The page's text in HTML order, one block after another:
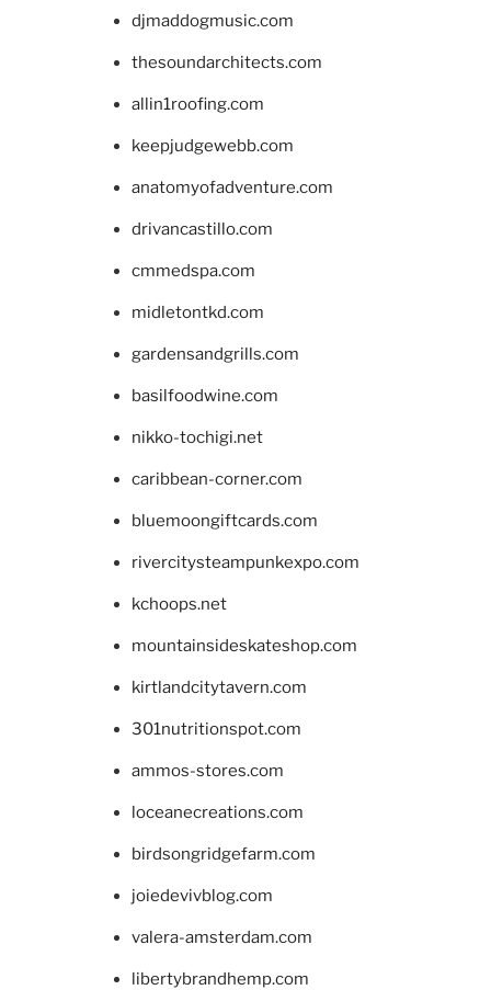
djmaddogmusic.com
thesoundarchitects.com
allin1roofing.com
keepjudgewebb.com
anatomyofadventure.com
drivancastillo.com
cmmedspa.com
midletontkd.com
gardensandgrills.com
basilfoodwine.com
nikko-tochigi.net
caribbean-corner.com
bluemoongiftcards.com
rivercitysteampunkexpo.com
kchoops.net
mountainsideskateshop.com
kirtlandcitytavern.com
301nutritionspot.com
ammos-stores.com
loceanecreations.com
birdsongridgefarm.com
joiedevivblog.com
valera-amsterdam.com
libertybrandhemp.com